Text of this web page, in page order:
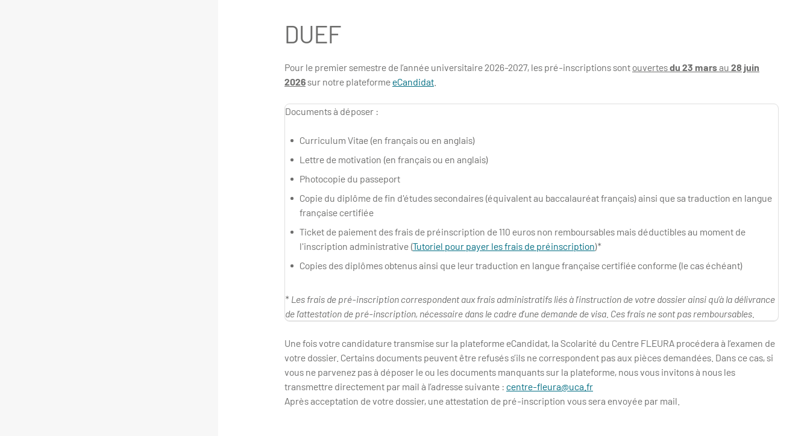
DUEF
Pour le premier semestre de l’année universitaire 2026-2027, les pré-inscriptions sontouvertesdu 23 marsau 28 juin
2026sur notre plateformeeCandidat.
Documents à déposer :
Curriculum Vitae (en français ou en anglais)
Lettre de motivation (en français ou en anglais)
Photocopie du passeport
Copie du diplôme de fin d'études secondaires (équivalent au baccalauréat français) ainsi que sa traduction en langue
française certifiée
Ticket de paiement des frais de préinscription de 110 euros non remboursables mais déductibles au moment de
l'inscription administrative (Tutoriel pour payer les frais de préinscription)*
Copies des diplômes obtenus ainsi que leur traduction en langue française certifiée conforme (le cas échéant)
* Les frais de pré-inscription correspondent aux frais administratifs liés à l’instruction de votre dossier ainsi qu’à la délivrance
de l’attestation de pré-inscription, nécessaire dans le cadre d’une demande de visa. Ces frais ne sont pas remboursables.
Une fois votre candidature transmise sur la plateforme eCandidat, la Scolarité du Centre FLEURA procédera à l’examen de
votre dossier. Certains documents peuvent être refusés s’ils ne correspondent pas aux pièces demandées. Dans ce cas, si
vous ne parvenez pas à déposer le ou les documents manquants sur la plateforme, nous vous invitons à nous les
transmettre directement par mail à l’adresse suivante : centre-fleura@uca.fr
Après acceptation de votre dossier, une attestation de pré-inscription vous sera envoyée par mail.